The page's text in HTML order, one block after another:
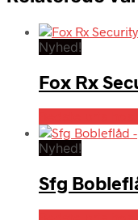
Nyhed!
Fox Rx
Nyhed!
Sfg